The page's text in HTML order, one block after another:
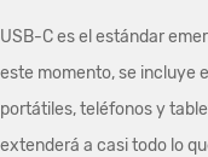
USB-C es el estándar
este momento, se incluye
portátiles, teléfonos y
extenderá a casi todo lo